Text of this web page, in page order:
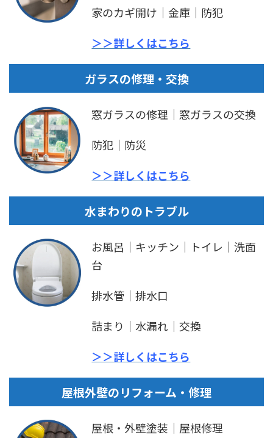
家のカギ開け｜金庫｜防犯
＞＞詳しくはこちら
ガラスの修理・交換
窓ガラスの修理｜窓ガラスの交換
防犯｜防災
＞＞詳しくはこちら
水まわりのトラブル
お風呂｜キッチン｜トイレ｜洗面
台
排水管｜排水口
詰まり｜水漏れ｜交換
＞＞詳しくはこちら
屋根外壁のリフォーム・修理
屋根・外壁塗装｜屋根修理